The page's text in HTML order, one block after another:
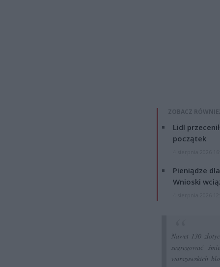
ZOBACZ
Lidl
początek
Pieniądze
Wnioski
Nawet 130
segregować
warszawskich